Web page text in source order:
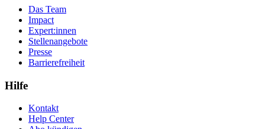
Das Team
Impact
Expert:innen
Stellenangebote
Presse
Barrierefreiheit
Hilfe
Kontakt
Help Center